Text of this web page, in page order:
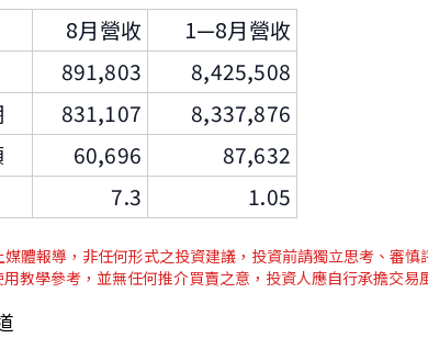
8月營收
1—8月營收
891,803
8,425,508
831,107
8,337,876
60,696
87,632
7.3 1.05
體報導，非任何形式之投資建議，投資前請獨立思考、審
教學參考，並無任何推介買賣之意，投資人應自行承擔交易